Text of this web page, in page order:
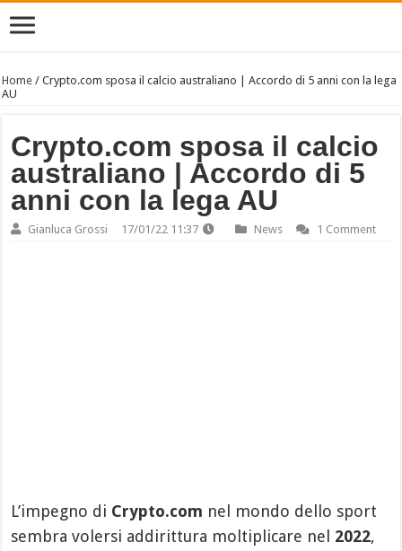
Home /Crypto.com sposa il calcio australiano | Accordo di 5 anni con la lega
AU
Crypto.com sposa il calcio
australiano | Accordo di 5
anni con la lega AU
Gianluca Grossi 17/01/22 11:37 News 1 Comment
L’impegno di Crypto.com nel mondo dello sport
sembra volersi addirittura moltiplicare nel 2022,